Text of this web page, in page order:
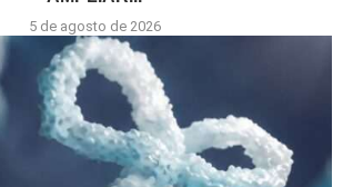
5 de agosto de 2026